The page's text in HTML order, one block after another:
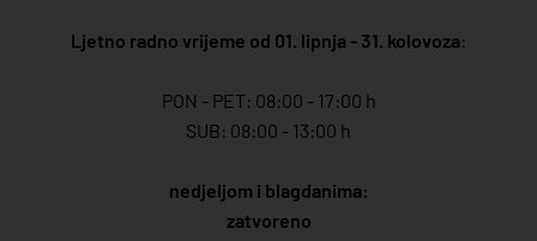
Ljetno radno vrijeme od 01. lipnja - 31. kolovoza:
PON - PET: 08:00 - 17:00 h
SUB: 08:00 - 13:00 h
nedjeljom i blagdanima:
zatvoreno